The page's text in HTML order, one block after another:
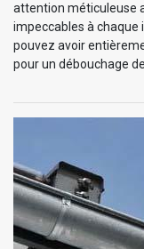
attention méticuleuse
impeccables à chaque
pouvez avoir
pour un débouchage